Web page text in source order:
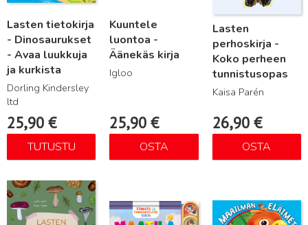
Lasten tietokirja
- Dinosaurukset
- Avaa luukkuja
ja kurkista
Dorling Kindersley
ltd
25,90 €
TUTUSTU
Kuuntele
luontoa -
Äänekäs kirja
Igloo
25,90€
OSTA
Lasten
perhoskirja -
Koko perheen
tunnistusopas
Kaisa Parén
26,90 €
OSTA
Lue lisää